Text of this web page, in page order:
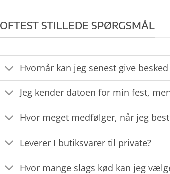
OFTEST STILLEDE SPØRGSMÅL
Hvornår kan jeg senest give
Jeg kender datoen for min fest,
Hvor meget medfølger, når jeg
Leverer I butiksvarer til private?
Hvor mange slags kød kan jeg